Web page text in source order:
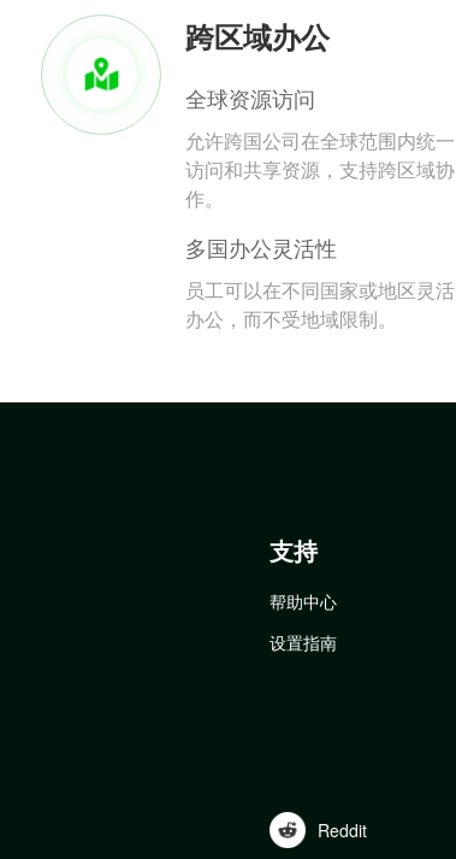
跨区域办公
全球资源访问
允许跨国公司在全球范围内统一
访问和共享资源，支持跨区域协
作。
多国办公灵活性
员工可以在不同国家或地区灵活
办公，而不受地域限制。
支持
帮助中心
设置指南
Reddit